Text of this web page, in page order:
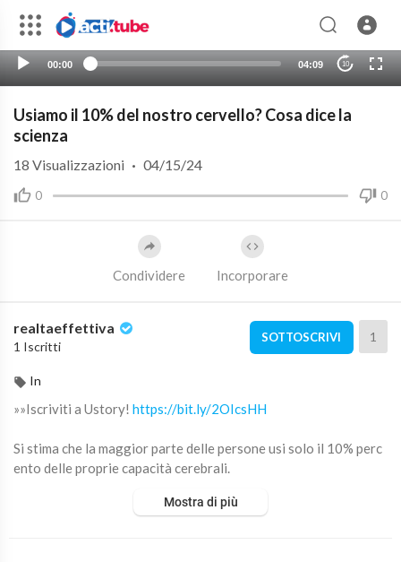
00:00 04:09 10
Usiamo il 10% del nostro cervello? Cosa dice la
scienza
0 0
18 Visualizzazioni · 04/15/24
Condividere Incorporare
realtaeffettiva
1 Iscritti
SOTTOSCRIVI 1
In
»»Iscriviti a Ustory! https://bit.ly/2OIcsHH
Si stima che la maggior parte delle persone usi solo il 10% perc
ento delle proprie capacità cerebrali.
osa c'è di vero in questa affermazione? Scopriamolo insieme.
Mostra di più